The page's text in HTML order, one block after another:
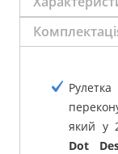
який у
Dot